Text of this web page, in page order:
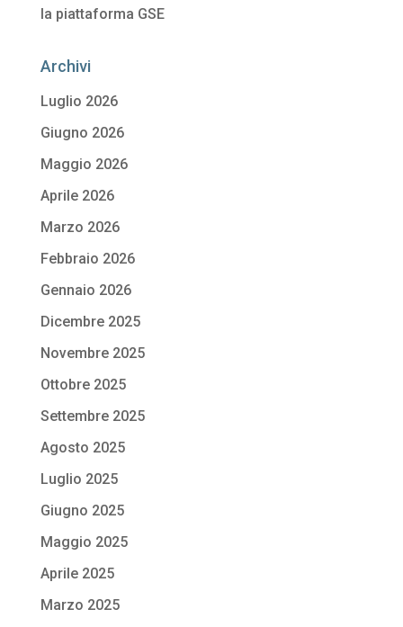
la piattaforma GSE
Archivi
Luglio 2026
Giugno 2026
Maggio 2026
Aprile 2026
Marzo 2026
Febbraio 2026
Gennaio 2026
Dicembre 2025
Novembre 2025
Ottobre 2025
Settembre 2025
Agosto 2025
Luglio 2025
Giugno 2025
Maggio 2025
Aprile 2025
Marzo 2025